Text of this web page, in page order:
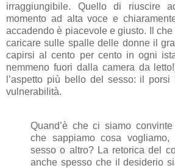
irraggiungibile. Quello di riuscire
momento ad alta voce e
accadendo è piacevole e giusto. Il che
caricare sulle spalle delle donne il
capirsi al cento per cento in ogni
nemmeno fuori dalla camera da
l’aspetto più bello del sesso: il
vulnerabilità.
Quand’è che ci siamo
che sappiamo cosa
sesso o altro? La retorica del
anche spesso che il desiderio